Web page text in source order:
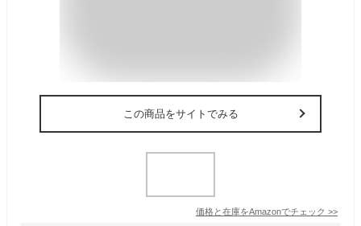
この商品をサイトでみる
価格と在庫をAmazonでチェック >>